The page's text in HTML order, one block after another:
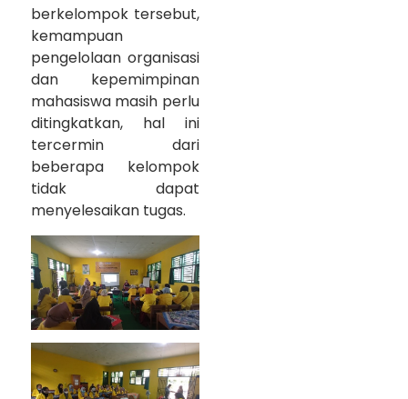
berkelompok tersebut,
kemampuan
pengelolaan organisasi
dan kepemimpinan
mahasiswa masih perlu
ditingkatkan, hal ini
tercermin dari
beberapa kelompok
tidak dapat
menyelesaikan tugas.